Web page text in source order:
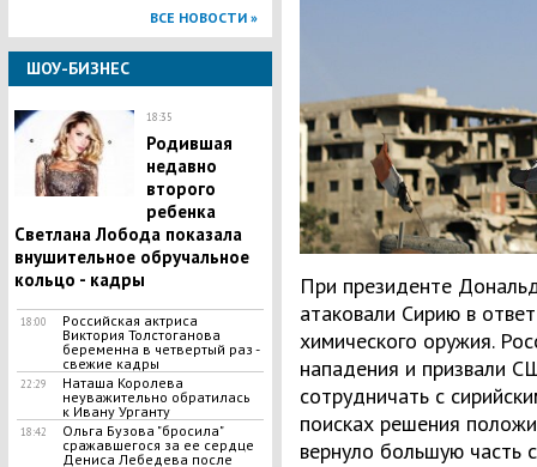
ВСЕ НОВОСТИ »
ШОУ-БИЗНЕС
18:35
Родившая
недавно
второго
ребенка
Светлана Лобода показала
внушительное обручальное
кольцо - кадры
18:00
Российская актриса
Виктория Толстоганова
беременна в четвертый раз -
свежие кадры
22:29
Наташа Королева
неуважительно обратилась
к Ивану Урганту
18:42
Ольга Бузова "бросила"
сражавшегося за ее сердце
Дениса Лебедева после
При президенте
атаковали Сирию в
химического оружия.
нападения и призвали
сотрудничать с
поисках решения
вернуло большую часть